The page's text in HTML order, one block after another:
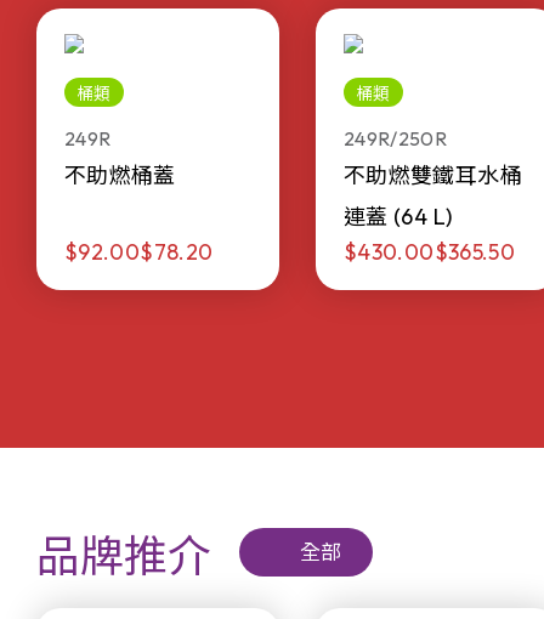
桶類
249R
不助燃桶蓋
$92.00$78.20
桶類
249R/250R
不助燃雙鐵耳水桶
連蓋 (64 L)
$430.00$365.50
品牌推介 全部